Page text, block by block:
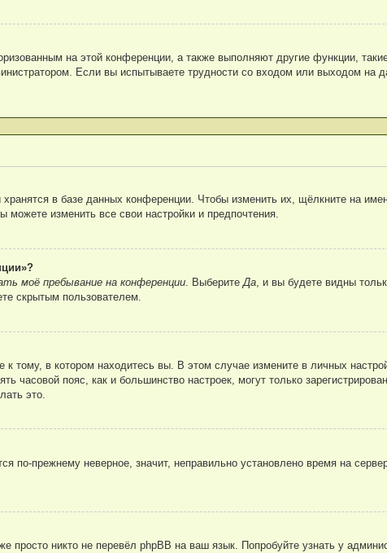
на этой конференции, а также выполняют другие функции,
Если вы испытываете трудности со входом или выходом на
в базе данных конференции. Чтобы изменить их, щёлкните на
можете изменить все свои настройки и предпочтения.
моё пребывание на конференции. ВыберитеДа, и вы будете видны
скрытым пользователем.
тому, в котором находитесь вы. В этом случае измените в личных
часовой пояс, как и большинство настроек, могут только
это.
по-прежнему неверное, значит, неправильно установлено время на
никто не перевёл phpBB на ваш язык. Попробуйте узнать у